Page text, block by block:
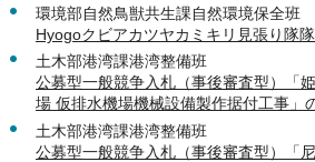
環境部自然鳥獣共生課自然環境保全班
Hyogoクビアカツヤカミキリ見張り隊
土木部港湾課港湾整備班
公募型一般競争入札（事後審査型）「
場 仮排水機場機械設備製作据付工事」
土木部港湾課港湾整備班
公募型一般競争入札（事後審査型）「